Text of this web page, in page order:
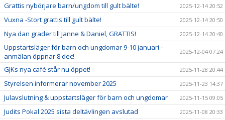
Grattis nybörjare barn/ungdom till gult bälte! 2025-12-14 20:52
Vuxna -Stort grattis till gult bälte! 2025-12-14 20:50
Nya dan grader till Janne & Daniel, GRATTIS! 2025-12-14 20:40
Uppstartsläger för barn och ungdomar 9-10 januari -
anmälan öppnar 8 dec!
2025-12-04 07:24
GJKs nya café står nu öppet! 2025-11-28 20:44
Styrelsen informerar november 2025 2025-11-23 14:37
Julavslutning & uppstartsläger för barn och ungdomar 2025-11-15 09:05
Judits Pokal 2025 sista deltävlingen avslutad 2025-11-08 20:33